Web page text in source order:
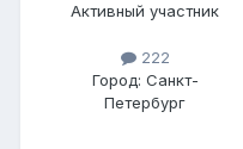
Активный участник
222
Город: Санкт-
Петербург